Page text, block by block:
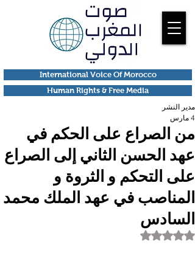
Human Rights & Free Media
International Voice Of Morocco
من الصراع على الحكم في
عهد الحسن الثاني إلى الصراع
على التحكم و الثروة و
المناصب في عهد الملك محمد
السادس
مدير النشر
4 مارس
تم التقييم بـ ليس رقمًا من أصل 5 نجوم.